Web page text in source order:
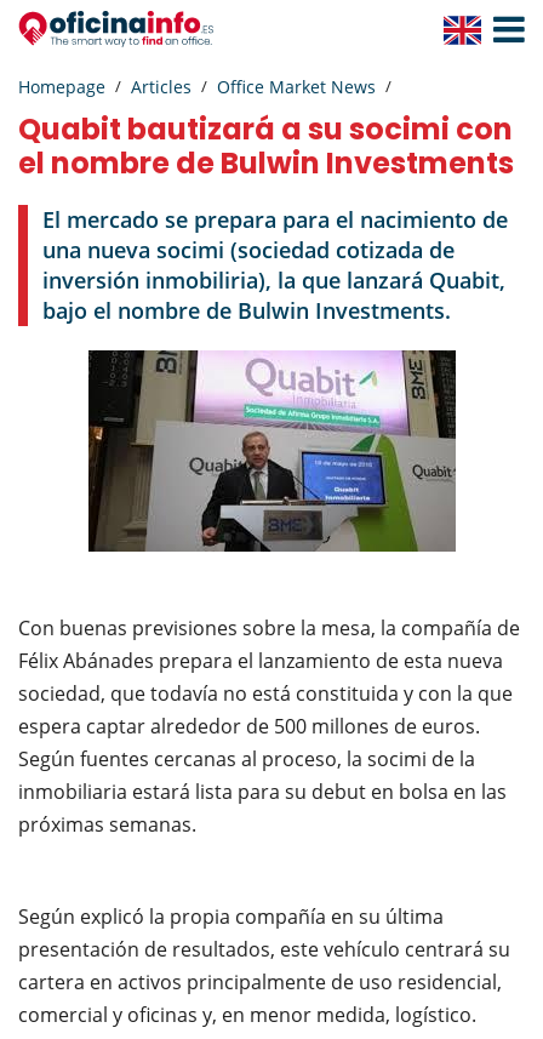
Toggle
Homepage Articles Office Market News
Quabit bautizará a su socimi con
el nombre de Bulwin Investments
El mercado se prepara para el nacimiento de
una nueva socimi (sociedad cotizada de
inversión inmobiliria), la que lanzará Quabit,
bajo el nombre de Bulwin Investments.
Con buenas previsiones sobre la mesa, la compañía de
Félix Abánades prepara el lanzamiento de esta nueva
sociedad, que todavía no está constituida y con la que
espera captar alrededor de 500 millones de euros.
Según fuentes cercanas al proceso, la socimi de la
inmobiliaria estará lista para su debut en bolsa en las
próximas semanas.
Según explicó la propia compañía en su última
presentación de resultados, este vehículo centrará su
cartera en activos principalmente de uso residencial,
comercial y oficinas y, en menor medida, logístico.